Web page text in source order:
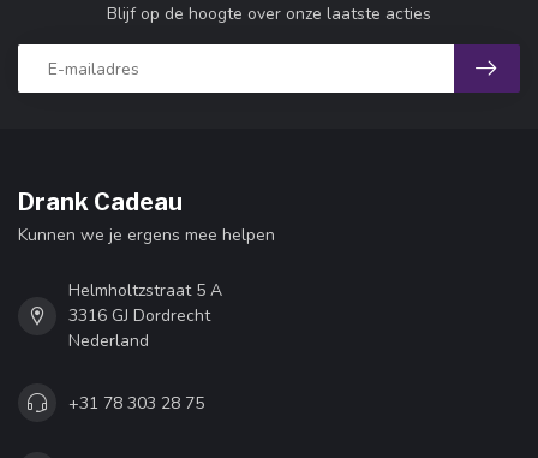
Blijf op de hoogte over onze laatste acties
Drank Cadeau
Kunnen we je ergens mee helpen
Helmholtzstraat 5 A
3316 GJ Dordrecht
Nederland
+31 78 303 28 75